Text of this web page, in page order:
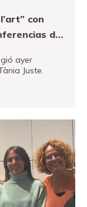
con
del
ayer
Juste.